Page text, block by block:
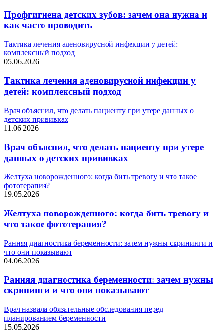
Профгигиена детских зубов: зачем она нужна и
как часто проводить
Тактика лечения аденовирусной инфекции у детей:
комплексный подход
05.06.2026
Тактика лечения аденовирусной инфекции у
детей: комплексный подход
Врач объяснил, что делать пациенту при утере данных о
детских прививках
11.06.2026
Врач объяснил, что делать пациенту при утере
данных о детских прививках
Желтуха новорожденного: когда бить тревогу и что такое
фототерапия?
19.05.2026
Желтуха новорожденного: когда бить тревогу и
что такое фототерапия?
Ранняя диагностика беременности: зачем нужны скрининги и
что они показывают
04.06.2026
Ранняя диагностика беременности: зачем нужны
скрининги и что они показывают
Врач назвала обязательные обследования перед
планированием беременности
15.05.2026